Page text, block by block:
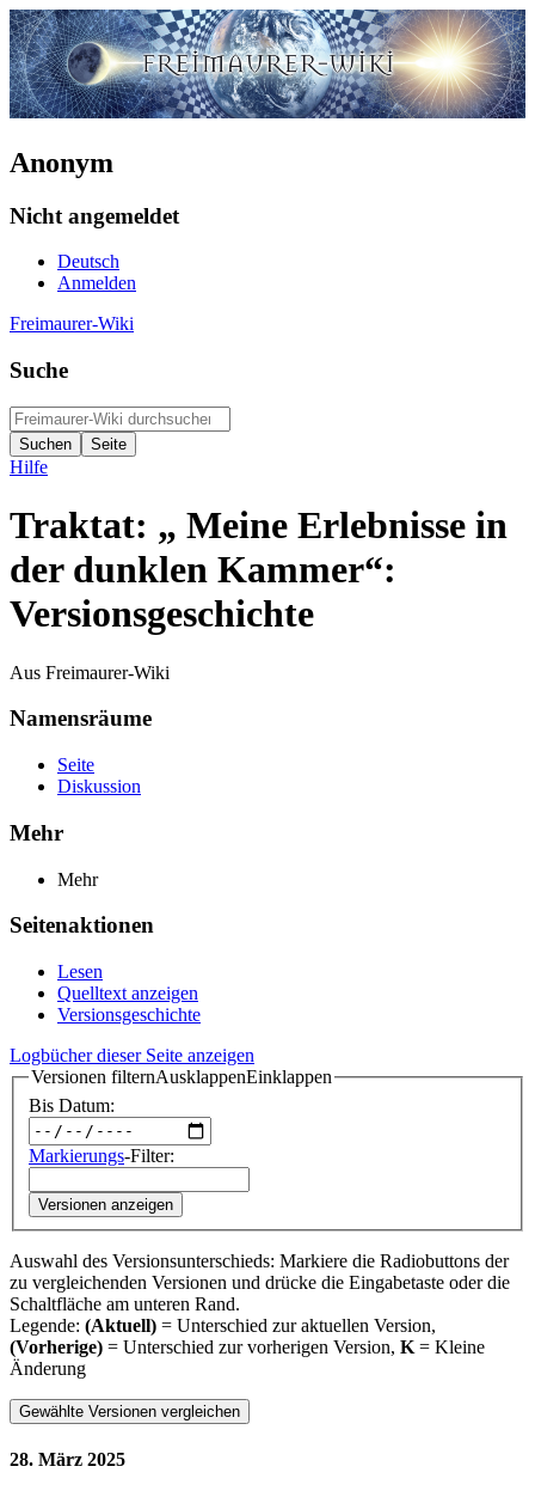
Anonym
Nicht angemeldet
Deutsch
Anmelden
Freimaurer-Wiki
Suche
Hilfe
Traktat: „ Meine Erlebnisse in
der dunklen Kammer“:
Versionsgeschichte
Aus Freimaurer-Wiki
Namensräume
Seite
Diskussion
Mehr
Mehr
Seitenaktionen
Lesen
Quelltext anzeigen
Versionsgeschichte
Logbücher dieser Seite anzeigen
Versionen filternAusklappenEinklappen
Bis Datum:
Markierungs-Filter:
Versionen anzeigen
Auswahl des Versionsunterschieds: Markiere die Radiobuttons der
zu vergleichenden Versionen und drücke die Eingabetaste oder die
Schaltfläche am unteren Rand.
Legende: (Aktuell) = Unterschied zur aktuellen Version,
(Vorherige) = Unterschied zur vorherigen Version, K = Kleine
Änderung
28. März 2025